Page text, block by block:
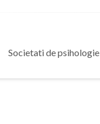
Societati de psihologie